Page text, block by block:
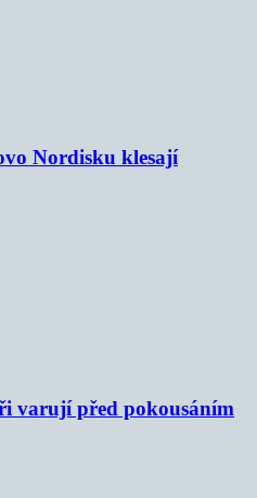
Nordisku klesají
varují před pokousáním